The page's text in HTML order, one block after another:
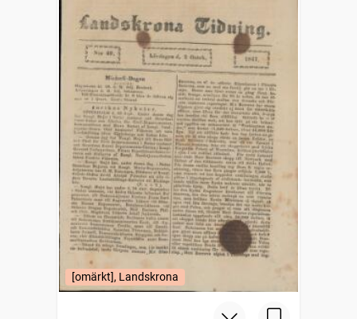
[omärkt], Landskrona